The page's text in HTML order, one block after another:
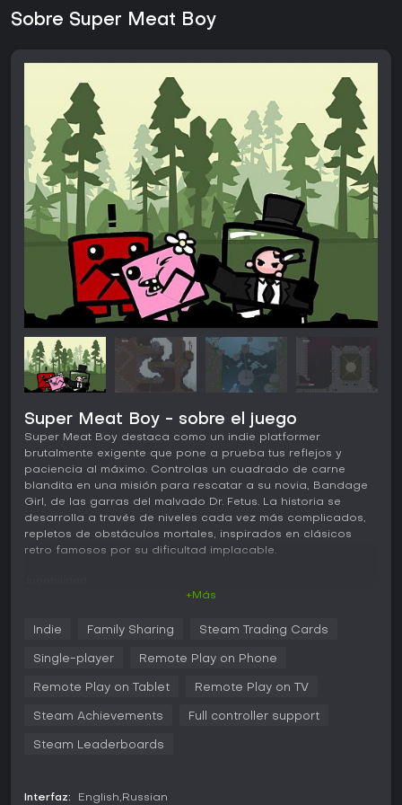
Sobre Super Meat Boy
Super Meat Boy - sobre el juego
Super Meat Boy destaca como un indie platformer
brutalmente exigente que pone a prueba tus reflejos y
paciencia al máximo. Controlas un cuadrado de carne
blandita en una misión para rescatar a su novia, Bandage
Girl, de las garras del malvado Dr. Fetus. La historia se
desarrolla a través de niveles cada vez más complicados,
repletos de obstáculos mortales, inspirados en clásicos
retro famosos por su dificultad implacable.
Meat Boy por entornos llenos de peligros, saltando de
paredes, esquivando sierras y sorteando estructuras que
movimiento, con respawns constantes tras las muertes que
dificultad sube de forma progresiva, desde retos duros
saltos pixel-perfect y decisiones en fracciones de segundo.
permiten moverte con fluidez por escenarios variados como
+Más
Indie Family Sharing Steam Trading Cards
Single-player Remote Play on Phone
Remote Play on Tablet Remote Play on TV
Steam Achievements Full controller support
Steam Leaderboards
Interfaz: English Russian